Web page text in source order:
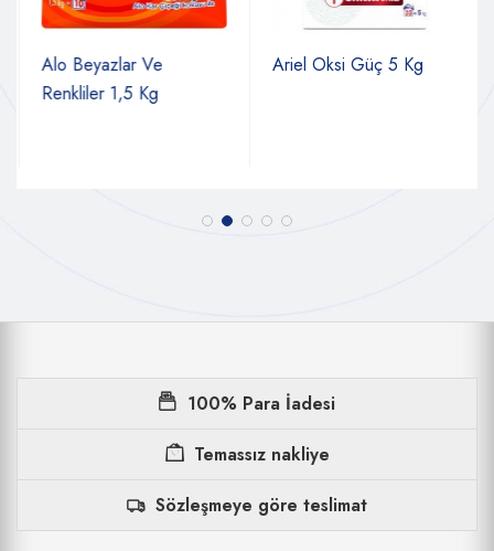
Alo Beyazlar Ve
Renkliler 1,5 Kg
Ariel Oksi Güç 5 Kg
100% Para İadesi
Temassız nakliye
Sözleşmeye göre teslimat